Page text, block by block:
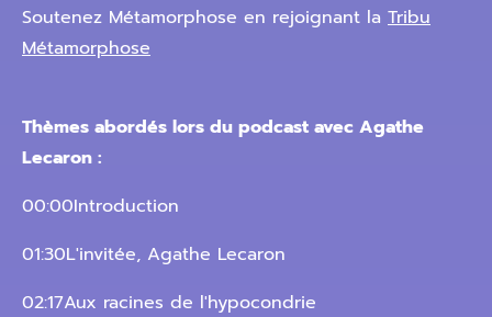
Soutenez Métamorphose en rejoignant la Tribu
Métamorphose
Thèmes abordés lors du podcast avec Agathe
Lecaron :
00:00Introduction
01:30L'invitée, Agathe Lecaron
02:17Aux racines de l'hypocondrie